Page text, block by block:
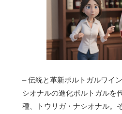
– 伝統と革新ポルトガルワイ
シオナルの進化ポルトガルを
種、トウリガ・ナシオナル。